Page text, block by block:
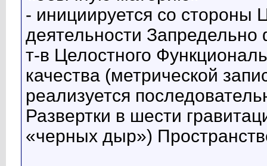
- инициируется со стороны
деятельности
т-в Целостного
качества (метрической
реализуется
Развертки в шести
«черных дыр»)